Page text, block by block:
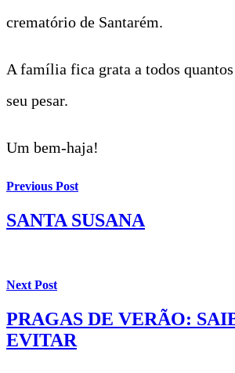
crematório de Santarém.
A família fica grata a todos
seu pesar.
Um bem-haja!
Previous Post
SANTA SUSANA
Next Post
PRAGAS DE VERÃO:
EVITAR